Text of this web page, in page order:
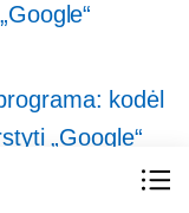
kodėl
„Google“